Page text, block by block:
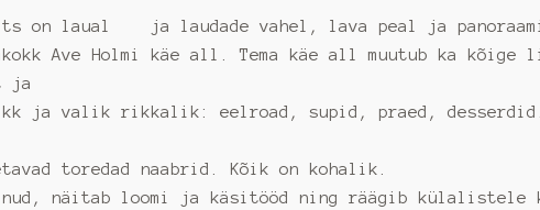
on laual ja laudade vahel, lava peal ja
Ave Holmi käe all. Tema käe all muutub ka
ja
ja valik rikkalik: eelroad, supid, praed,
toredad naabrid. Kõik on kohalik.
näitab loomi ja käsitööd ning räägib külalistele